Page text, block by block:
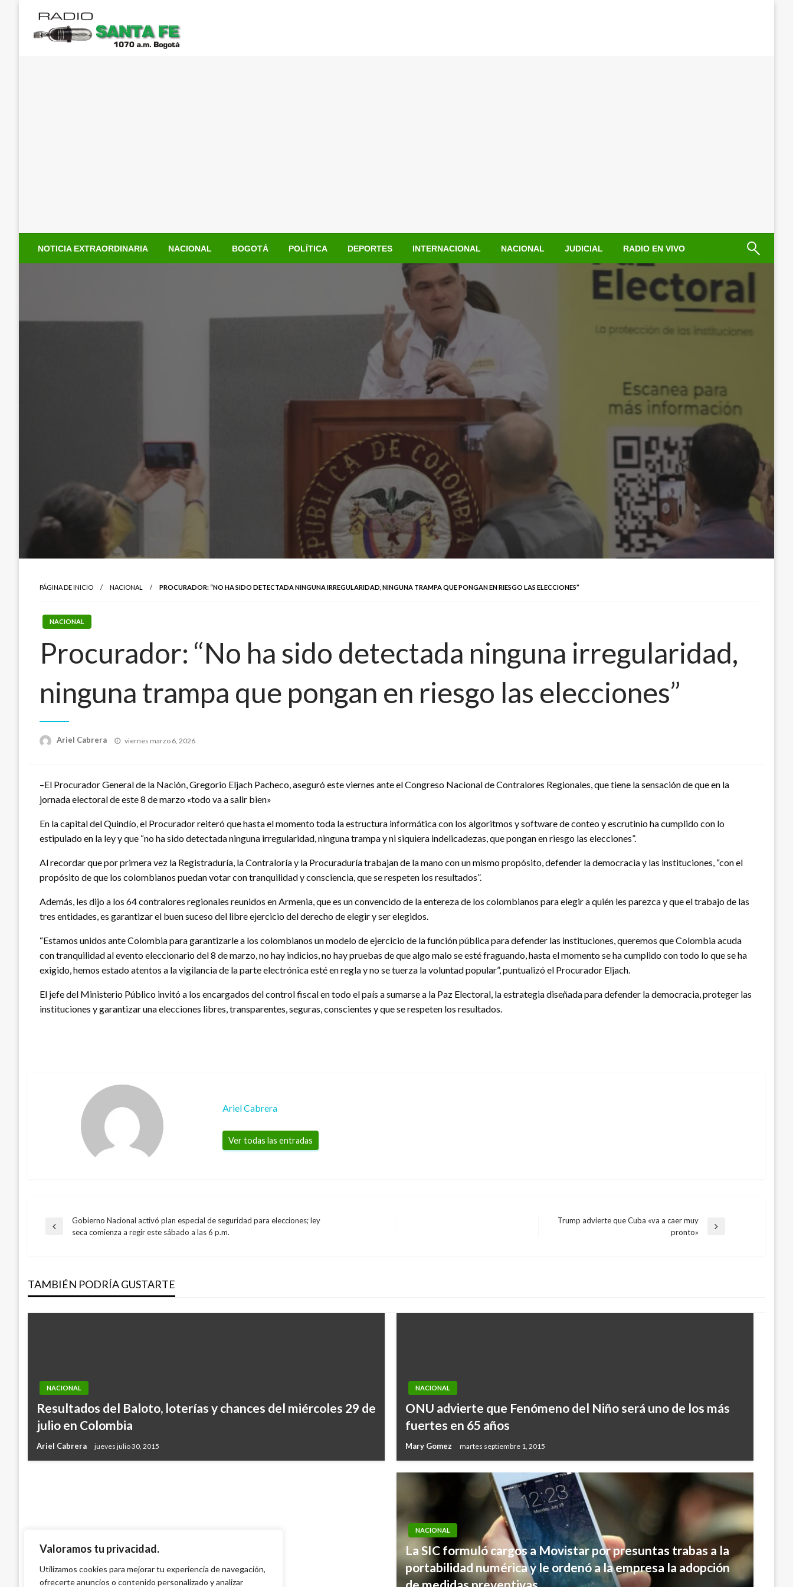
Valoramos tu privacidad.
Utilizamos cookies para mejorar tu experiencia de navegación,
ofrecerte anuncios o contenido personalizado y analizar
contenido
NOTICIA EXTRAORDINARIA NACIONAL BOGOTÁ POLÍTICA DEPORTES INTERNACIONAL NACIONAL JUDICIAL RADIO EN VIVO
PÁGINA DE INICIO NACIONAL PROCURADOR: “NO HA SIDO DETECTADA NINGUNA IRREGULARIDAD, NINGUNA TRAMPA QUE PONGAN EN RIESGO LAS ELECCIONES”
NACIONAL
Procurador: “No ha sido detectada ninguna irregularidad,
ninguna trampa que pongan en riesgo las elecciones”
Ariel Cabrera
Publicado
viernes marzo 6, 2026
–El Procurador General de la Nación, Gregorio Eljach Pacheco, aseguró este viernes ante el Congreso Nacional de Contralores Regionales, que tiene la sensación de que en la
jornada electoral de este 8 de marzo «todo va a salir bien»
En la capital del Quindío, el Procurador reiteró que hasta el momento toda la estructura informática con los algoritmos y software de conteo y escrutinio ha cumplido con lo
estipulado en la ley y que “no ha sido detectada ninguna irregularidad, ninguna trampa y ni siquiera indelicadezas, que pongan en riesgo las elecciones”.
Al recordar que por primera vez la Registraduría, la Contraloría y la Procuraduría trabajan de la mano con un mismo propósito, defender la democracia y las instituciones, “con el
propósito de que los colombianos puedan votar con tranquilidad y consciencia, que se respeten los resultados”.
Además, les dijo a los 64 contralores regionales reunidos en Armenia, que es un convencido de la entereza de los colombianos para elegir a quién les parezca y que el trabajo de las
tres entidades, es garantizar el buen suceso del libre ejercicio del derecho de elegir y ser elegidos.
“Estamos unidos ante Colombia para garantizarle a los colombianos un modelo de ejercicio de la función pública para defender las instituciones, queremos que Colombia acuda
con tranquilidad al evento eleccionario del 8 de marzo, no hay indicios, no hay pruebas de que algo malo se esté fraguando, hasta el momento se ha cumplido con todo lo que se ha
exigido, hemos estado atentos a la vigilancia de la parte electrónica esté en regla y no se tuerza la voluntad popular”, puntualizó el Procurador Eljach.
El jefe del Ministerio Público invitó a los encargados del control fiscal en todo el país a sumarse a la Paz Electoral, la estrategia diseñada para defender la democracia, proteger las
instituciones y garantizar una elecciones libres, transparentes, seguras, conscientes y que se respeten los resultados.
Ariel Cabrera
Ver todas las entradas
Navegación
entradas
Entrada
Gobierno Nacional activó plan especial de seguridad para elecciones; ley
seca comienza a regir este sábado a las 6 p.m.
Trump advierte que Cuba «va a caer muy
pronto»
TAMBIÉN PODRÍA GUSTARTE
NACIONAL
Resultados del Baloto, loterías y chances del miércoles 29 de
julio en Colombia
Ariel Cabrera jueves julio 30, 2015
NACIONAL
ONU advierte que Fenómeno del Niño será uno de los más
fuertes en 65 años
Mary Gomez martes septiembre 1, 2015
Aparece vivo trabajador que acompañaba a geólogos
asesinados en Yarumal
NACIONAL
La SIC formuló cargos a Movistar por presuntas trabas a la
portabilidad numérica y le ordenó a la empresa la adopción